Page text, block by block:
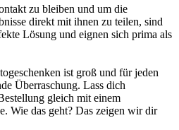
zu bleiben und um die
direkt mit ihnen zu teilen, sind
Lösung und eignen sich prima als
ist groß und für jeden
Überraschung. Lass dich
gleich mit einem
Wie das geht? Das zeigen wir dir